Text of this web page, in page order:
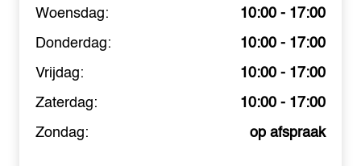
Woensdag:
10:00 - 17:00
Donderdag:
10:00 - 17:00
Vrijdag:
10:00 - 17:00
Zaterdag:
10:00 - 17:00
Zondag:
op afspraak